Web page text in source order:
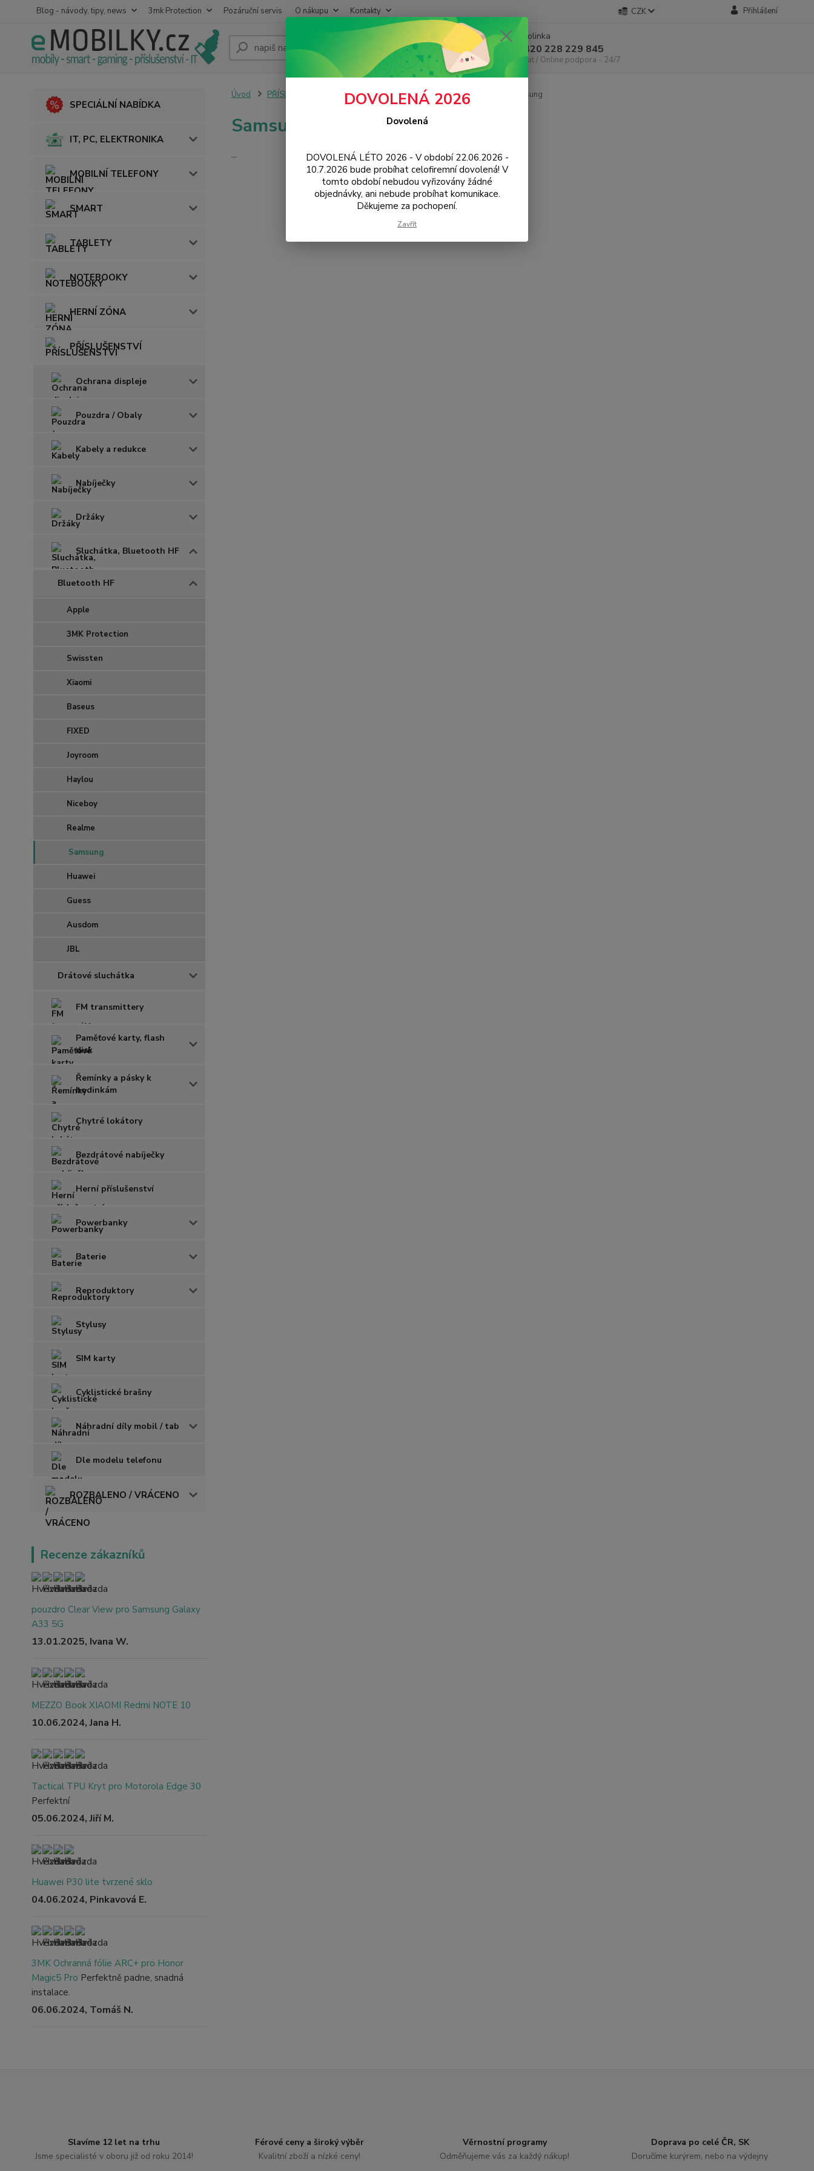
Blog - návody, tipy, news 3mk Protection Pozáruční servis O nákupu Kontakty CZK Přihlášení
Hledat
Infolinka
+420 228 229 845
Chat / Online podpora - 24/7
SPECIÁLNÍ NABÍDKA
IT, PC, ELEKTRONIKA
MOBILNÍ TELEFONY
SMART
TABLETY
NOTEBOOKY
HERNÍ ZÓNA
PŘÍSLUŠENSTVÍ
Ochrana displeje
Pouzdra / Obaly
Kabely a redukce
Nabíječky
Držáky
Sluchátka, Bluetooth HF
Bluetooth HF
Apple
3MK Protection
Swissten
Xiaomi
Baseus
FIXED
Joyroom
Haylou
Niceboy
Realme
Samsung
Huawei
Guess
Ausdom
JBL
Drátové sluchátka
FM transmittery
Paměťové karty, flash
disk
Řemínky a pásky k
hodinkám
Chytré lokátory
Bezdrátové nabíječky
Herní příslušenství
Powerbanky
Baterie
Reproduktory
Stylusy
SIM karty
Cyklistické brašny
Náhradní díly mobil / tab
Dle modelu telefonu
ROZBALENO / VRÁCENO
Recenze zákazníků
pouzdro Clear View pro Samsung Galaxy
A33 5G
13.01.2025, Ivana W.
MEZZO Book XIAOMI Redmi NOTE 10
10.06.2024, Jana H.
Tactical TPU Kryt pro Motorola Edge 30
Perfektní
05.06.2024, Jiří M.
Huawei P30 lite tvrzené sklo
04.06.2024, Pinkavová E.
3MK Ochranná fólie ARC+ pro Honor
Magic5 Pro Perfektně padne, snadná
instalace.
06.06.2024, Tomáš N.
Úvod PŘÍSLUŠENSTVÍ Sluchátka, Bluetooth HF Bluetooth HF Samsung
Samsung
...
Slavíme 12 let na trhu
Jsme specialisté v oboru již od roku 2014!
Férové ceny a široký výběr
Kvalitní zboží a nízké ceny!
Věrnostní programy
Odměňujeme vás za každý nákup!
Doprava po celé ČR, SK
Doručíme kurýrem, nebo na výdejny
DOVOLENÁ 2026
Dovolená
DOVOLENÁ LÉTO 2026 - V období 22.06.2026 -
10.7.2026 bude probíhat celofiremní dovolená! V
tomto období nebudou vyřizovány žádné
objednávky, ani nebude probíhat komunikace.
Děkujeme za pochopení.
Zavřít